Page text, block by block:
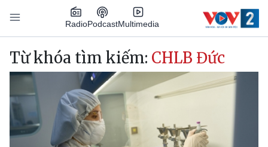
Nhảy đến nội dung
RadioPodcastMultimedia
Main navigation
Từ khóa tìm kiếm: CHLB Đức